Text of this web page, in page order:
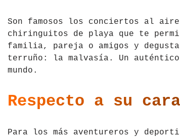
Son famosos los conciertos al
chiringuitos de playa que te
familia, pareja o amigos y
terruño: la malvasía. Un
mundo.
Respecto a su
Para los más aventureros y